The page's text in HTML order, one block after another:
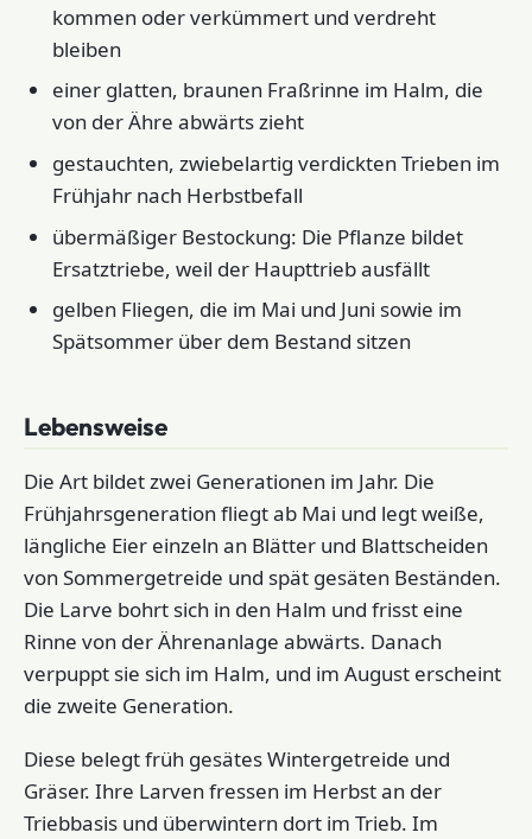
kommen oder verkümmert und verdreht
bleiben
einer glatten, braunen Fraßrinne im Halm, die
von der Ähre abwärts zieht
gestauchten, zwiebelartig verdickten Trieben im
Frühjahr nach Herbstbefall
übermäßiger Bestockung: Die Pflanze bildet
Ersatztriebe, weil der Haupttrieb ausfällt
gelben Fliegen, die im Mai und Juni sowie im
Spätsommer über dem Bestand sitzen
Lebensweise
Die Art bildet zwei Generationen im Jahr. Die
Frühjahrsgeneration fliegt ab Mai und legt weiße,
längliche Eier einzeln an Blätter und Blattscheiden
von Sommergetreide und spät gesäten Beständen.
Die Larve bohrt sich in den Halm und frisst eine
Rinne von der Ährenanlage abwärts. Danach
verpuppt sie sich im Halm, und im August erscheint
die zweite Generation.
Diese belegt früh gesätes Wintergetreide und
Gräser. Ihre Larven fressen im Herbst an der
Triebbasis und überwintern dort im Trieb. Im